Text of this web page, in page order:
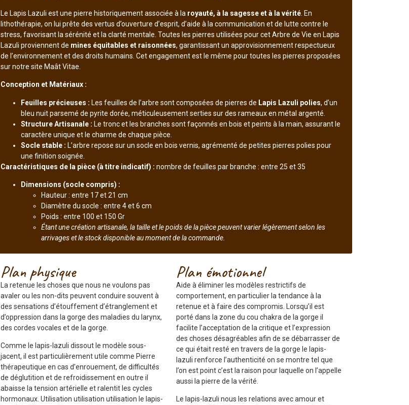
Le Lapis Lazuli est une pierre historiquement associée à la royauté, à la sagesse et à la vérité. En
lithothérapie, on lui prête des vertus d’ouverture d’esprit, d’aide à la communication et de lutte contre le
stress, favorisant la sérénité et la clarté mentale. Toutes les pierres utilisées pour cet Arbre de Vie en Lapis
Lazuli proviennent de mines équitables et raisonnées, garantissant un approvisionnement respectueux
de l’environnement et des droits humains. Cet engagement est le même pour toutes les pierres proposées
sur notre site Maât Vitae.
Conception et Matériaux :
Feuilles précieuses : Les feuilles de l’arbre sont composées de pierres de Lapis Lazuli polies, d’un
bleu nuit parsemé de pyrite dorée, méticuleusement serties sur des rameaux en métal argenté.
Structure Artisanale : Le tronc et les branches sont façonnés en bois et peints à la main, assurant le
caractère unique et le charme de chaque pièce.
Socle stable : L’arbre repose sur un socle en bois vernis, agrémenté de petites pierres polies pour
une finition soignée.
Caractéristiques de la pièce (à titre indicatif) : nombre de feuilles par branche : entre 25 et 35
Dimensions (socle compris) :
Hauteur : entre 17 et 21 cm
Diamètre du socle : entre 4 et 6 cm
Poids : entre 100 et 150 Gr
Étant une création artisanale, la taille et le poids de la pièce peuvent varier légèrement selon les
arrivages et le stock disponible au moment de la commande.
Plan physique
La retenue les choses que nous ne voulons pas
avaler ou les non-dits peuvent conduire souvent à
des sensations d’étouffement d’étranglement et
d’oppression dans la gorge des maladies du larynx,
des cordes vocales et de la gorge.
Comme le lapis-lazuli dissout le modèle sous-
jacent, il est particulièrement utile comme Pierre
thérapeutique en cas d’enrouement, de difficultés
de déglutition et de refroidissement en outre il
abaisse la tension artérielle et ralentit les cycles
hormonaux. Utilisation utilisation utilisation le lapis-
Plan émotionnel
Aide à éliminer les modèles restrictifs de
comportement, en particulier la tendance à la
retenue et à faire des compromis. Lorsqu’il est
porté dans la zone du cou chakra de la gorge il
facilite l’acceptation de la critique et l’expression
des choses désagréables afin de se débarrasser de
ce qui était resté en travers de la gorge le lapis-
lazuli renforce l’authenticité on se montre tel que
l’on est point c’est la raison pour laquelle on l’appelle
aussi la pierre de la vérité.
Le lapis-lazuli nous les relations avec amour et